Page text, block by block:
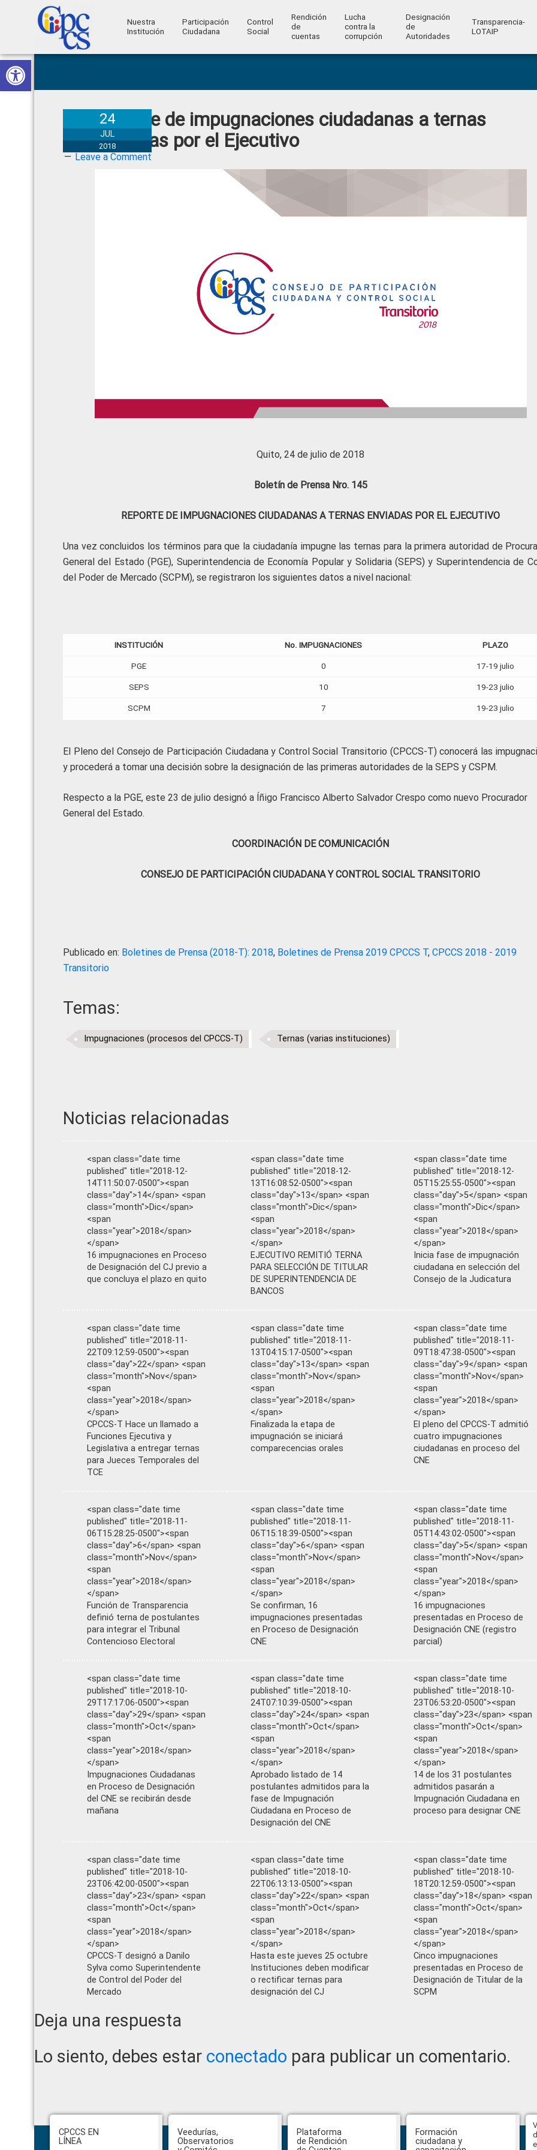
Abrir barra de herramientas
Skip
to
primary
Skip
to
main
Skip
to
primary
Skip
to
footer
Ciudadana
Control
Ciudadano
Nuestra
Institución
Participación
Ciudadana
Control
Social
Rendición
de
cuentas
Lucha
contra la
corrupción
Designación
de
Autoridades
Transparencia-
LOTAIP
Reporte de impugnaciones ciudadanas a ternas
enviadas por el Ejecutivo
24
JUL
2018
Leave a Comment
Quito, 24 de julio de 2018
Boletín de Prensa Nro. 145
REPORTE DE IMPUGNACIONES CIUDADANAS A TERNAS ENVIADAS POR EL EJECUTIVO
Una vez concluidos los términos para que la ciudadanía impugne las ternas para la primera autoridad de
General del Estado (PGE), Superintendencia de Economía Popular y Solidaria (SEPS) y Superintendencia de
del Poder de Mercado (SCPM), se registraron los siguientes datos a nivel nacional:
INSTITUCIÓN No. IMPUGNACIONES PLAZO
PGE 0 17-19 julio
SEPS 10 19-23 julio
SCPM 7 19-23 julio
El Pleno del Consejo de Participación Ciudadana y Control Social Transitorio (CPCCS-T) conocerá las
y procederá a tomar una decisión sobre la designación de las primeras autoridades de la SEPS y CSPM.
Respecto a la PGE, este 23 de julio designó a Íñigo Francisco Alberto Salvador Crespo como nuevo Procurador
General del Estado.
COORDINACIÓN DE COMUNICACIÓN
CONSEJO DE PARTICIPACIÓN CIUDADANA Y CONTROL SOCIAL TRANSITORIO
Publicado en: Boletines de Prensa (2018-T): 2018, Boletines de Prensa 2019 CPCCS T, CPCCS 2018 - 2019
Transitorio
Temas:
Impugnaciones (procesos del CPCCS-T) Ternas (varias instituciones)
Noticias relacionadas
<span class="date time
published" title="2018-12-
14T11:50:07-0500"><span
class="day">14</span> <span
class="month">Dic</span>
<span
class="year">2018</span>
</span>
16 impugnaciones en Proceso
de Designación del CJ previo a
que concluya el plazo en quito
<span class="date time
published" title="2018-12-
13T16:08:52-0500"><span
class="day">13</span> <span
class="month">Dic</span>
<span
class="year">2018</span>
</span>
EJECUTIVO REMITIÓ TERNA
PARA SELECCIÓN DE TITULAR
DE SUPERINTENDENCIA DE
BANCOS
<span class="date time
published" title="2018-12-
05T15:25:55-0500"><span
class="day">5</span> <span
class="month">Dic</span>
<span
class="year">2018</span>
</span>
Inicia fase de impugnación
ciudadana en selección del
Consejo de la Judicatura
<span class="date time
published" title="2018-11-
22T09:12:59-0500"><span
class="day">22</span> <span
class="month">Nov</span>
<span
class="year">2018</span>
</span>
CPCCS-T Hace un llamado a
Funciones Ejecutiva y
Legislativa a entregar ternas
para Jueces Temporales del
TCE
<span class="date time
published" title="2018-11-
13T04:15:17-0500"><span
class="day">13</span> <span
class="month">Nov</span>
<span
class="year">2018</span>
</span>
Finalizada la etapa de
impugnación se iniciará
comparecencias orales
<span class="date time
published" title="2018-11-
09T18:47:38-0500"><span
class="day">9</span> <span
class="month">Nov</span>
<span
class="year">2018</span>
</span>
El pleno del CPCCS-T admitió
cuatro impugnaciones
ciudadanas en proceso del
CNE
<span class="date time
published" title="2018-11-
06T15:28:25-0500"><span
class="day">6</span> <span
class="month">Nov</span>
<span
class="year">2018</span>
</span>
Función de Transparencia
definió terna de postulantes
para integrar el Tribunal
Contencioso Electoral
<span class="date time
published" title="2018-11-
06T15:18:39-0500"><span
class="day">6</span> <span
class="month">Nov</span>
<span
class="year">2018</span>
</span>
Se confirman, 16
impugnaciones presentadas
en Proceso de Designación
CNE
<span class="date time
published" title="2018-11-
05T14:43:02-0500"><span
class="day">5</span> <span
class="month">Nov</span>
<span
class="year">2018</span>
</span>
16 impugnaciones
presentadas en Proceso de
Designación CNE (registro
parcial)
<span class="date time
published" title="2018-10-
29T17:17:06-0500"><span
class="day">29</span> <span
class="month">Oct</span>
<span
class="year">2018</span>
</span>
Impugnaciones Ciudadanas
en Proceso de Designación
del CNE se recibirán desde
mañana
<span class="date time
published" title="2018-10-
24T07:10:39-0500"><span
class="day">24</span> <span
class="month">Oct</span>
<span
class="year">2018</span>
</span>
Aprobado listado de 14
postulantes admitidos para la
fase de Impugnación
Ciudadana en Proceso de
Designación del CNE
<span class="date time
published" title="2018-10-
23T06:53:20-0500"><span
class="day">23</span> <span
class="month">Oct</span>
<span
class="year">2018</span>
</span>
14 de los 31 postulantes
admitidos pasarán a
Impugnación Ciudadana en
proceso para designar CNE
<span class="date time
published" title="2018-10-
23T06:42:00-0500"><span
class="day">23</span> <span
class="month">Oct</span>
<span
class="year">2018</span>
</span>
CPCCS-T designó a Danilo
Sylva como Superintendente
de Control del Poder del
Mercado
<span class="date time
published" title="2018-10-
22T06:13:13-0500"><span
class="day">22</span> <span
class="month">Oct</span>
<span
class="year">2018</span>
</span>
Hasta este jueves 25 octubre
Instituciones deben modificar
o rectificar ternas para
designación del CJ
<span class="date time
published" title="2018-10-
18T20:12:59-0500"><span
class="day">18</span> <span
class="month">Oct</span>
<span
class="year">2018</span>
</span>
Cinco impugnaciones
presentadas en Proceso de
Designación de Titular de la
SCPM
Reader
Interactions
Deja una respuesta
Lo siento, debes estar conectado para publicar un comentario.
Footer
CPCCS EN
LÍNEA
Veedurías,
Observatorios
Plataforma
de Rendición
Formación
ciudadana y
Abiertas impugnaciones a los
delegados de la Función Judicial a
la Comisión Ciudadana de